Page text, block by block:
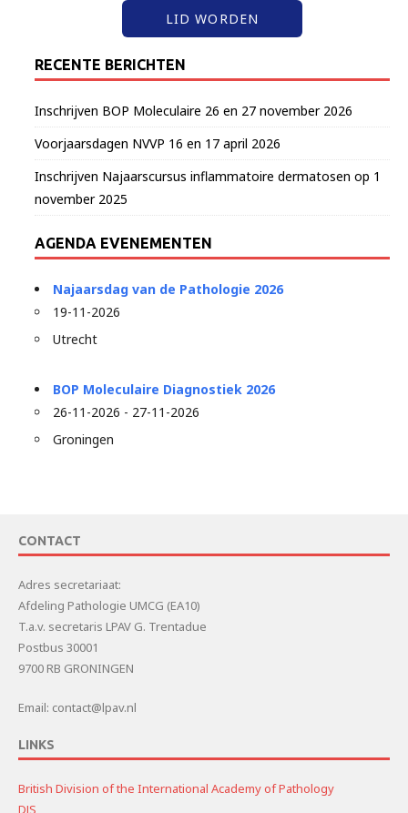
LID WORDEN
RECENTE BERICHTEN
Inschrijven BOP Moleculaire 26 en 27 november 2026
Voorjaarsdagen NVVP 16 en 17 april 2026
Inschrijven Najaarscursus inflammatoire dermatosen op 1
november 2025
AGENDA EVENEMENTEN
Najaarsdag van de Pathologie 2026
19-11-2026
Utrecht
BOP Moleculaire Diagnostiek 2026
26-11-2026 - 27-11-2026
Groningen
CONTACT
Adres secretariaat:
Afdeling Pathologie UMCG (EA10)
T.a.v. secretaris LPAV G. Trentadue
Postbus 30001
9700 RB GRONINGEN
Email: contact@lpav.nl
LINKS
British Division of the International Academy of Pathology
DJS